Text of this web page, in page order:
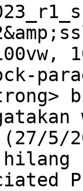
(27/5/